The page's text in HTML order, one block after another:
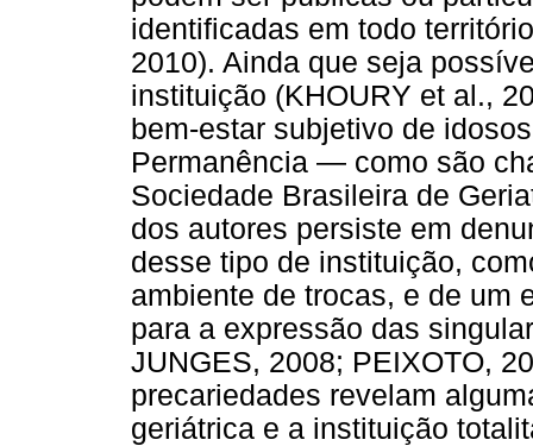
identificadas em todo
2010). Ainda que seja
instituição (KHOURY et al.,
bem-estar subjetivo de
Permanência — como são
Sociedade Brasileira de
dos autores persiste em
desse tipo de instituição,
ambiente de trocas, e de um
para a expressão das
JUNGES, 2008; PEIXOTO,
precariedades revelam
geriátrica e a instituição